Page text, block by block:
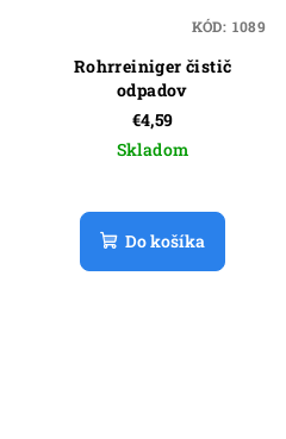
Rohrreiniger čistič
odpadov
€4,59
Skladom
Do košíka
KÓD: 1089